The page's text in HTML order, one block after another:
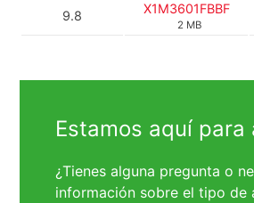
9.8 X1M3601FBBF
2 MB
Estamos aquí para
¿Tienes alguna pregunta o
información sobre el tipo de